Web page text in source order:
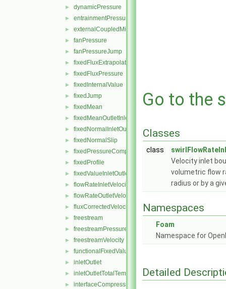
► dynamicPressure
► entrainmentPressure
► externalCoupledMixed
► fanPressure
► fanPressureJump
► fixedFluxExtrapolatedPressure
► fixedFluxPressure
► fixedInternalValue
► fixedJump
► fixedMean
► fixedMeanOutletInlet
► fixedNormalInletOutletVelocity
► fixedNormalSlip
► fixedPressureCompressibleDensity
► fixedProfile
► fixedValueInletOutlet
► flowRateInletVelocity
► flowRateOutletVelocity
► fluxCorrectedVelocity
► freestream
► freestreamPressure
► freestreamVelocity
► functionalFixedValue
► inletOutlet
► inletOutletTotalTemperature
► interfaceCompression
Go to the
Classes
class
Velocity inlet
volumetric flow
radius or by a
Namespaces
Foam
Namespace for
Detailed